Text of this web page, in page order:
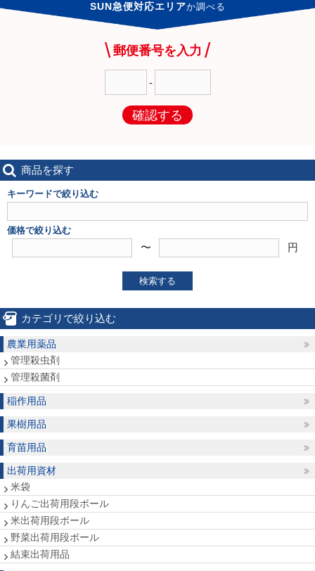
SUN急便対応エリアか調べる
郵便番号を入力
-
確認する
商品を探す
キーワードで絞り込む
価格で絞り込む
〜 円
検索する
カテゴリで絞り込む
農業用薬品
管理殺虫剤
管理殺菌剤
稲作用品
果樹用品
育苗用品
出荷用資材
米袋
りんご出荷用段ボール
米出荷用段ボール
野菜出荷用段ボール
結束出荷用品